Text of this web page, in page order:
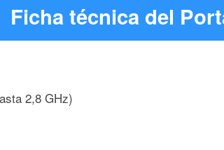
Ficha técnica del
2,8 GHz)